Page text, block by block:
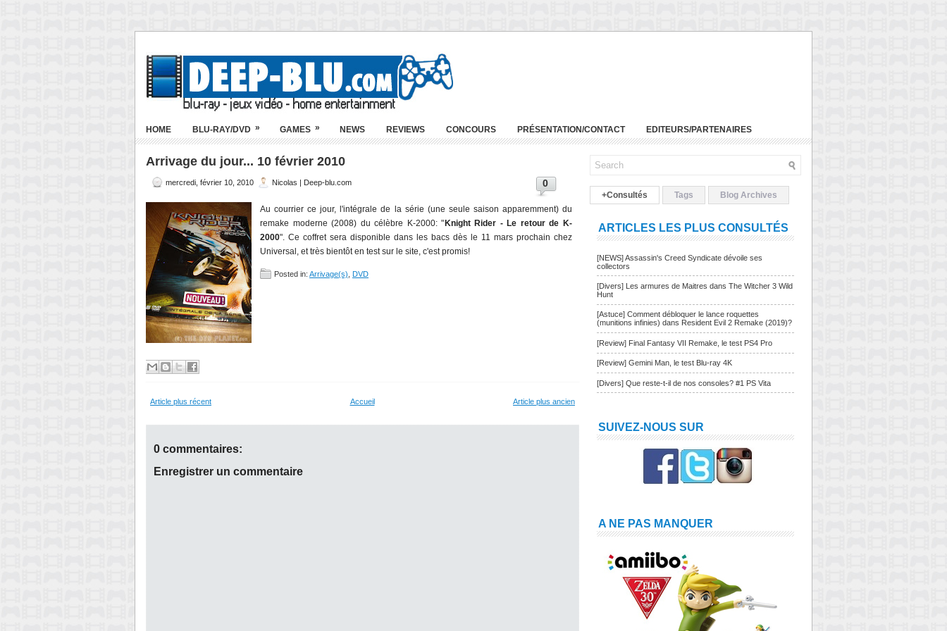
HOME BLU-RAY/DVD » GAMES » NEWS REVIEWS CONCOURS PRÉSENTATION/CONTACT EDITEURS/PARTENAIRES
Arrivage du jour... 10 février 2010
mercredi, février 10, 2010 Nicolas | Deep-blu.com 0
Au courrier ce jour, l'intégrale de la série (une seule saison apparemment) du
remake moderne (2008) du célèbre K-2000: " Knight Rider - Le retour de K-
2000". Ce coffret sera disponible dans les bacs dès le 11 mars prochain chez
Universal, et très bientôt en test sur le site, c'est promis!
Posted in: Arrivage(s) DVD
Article plus récent Article plus ancien
Accueil
0 commentaires:
Enregistrer un commentaire
+Consultés Tags Blog Archives
ARTICLES LES PLUS CONSULTÉS
[NEWS] Assassin's Creed Syndicate dévoile ses
collectors
[Divers] Les armures de Maitres dans The Witcher 3 Wild
Hunt
[Astuce] Comment débloquer le lance roquettes
(munitions infinies) dans Resident Evil 2 Remake (2019)?
[Review] Final Fantasy VII Remake, le test PS4 Pro
[Review] Gemini Man, le test Blu-ray 4K
[Divers] Que reste-t-il de nos consoles? #1 PS Vita
SUIVEZ-NOUS SUR
A NE PAS MANQUER